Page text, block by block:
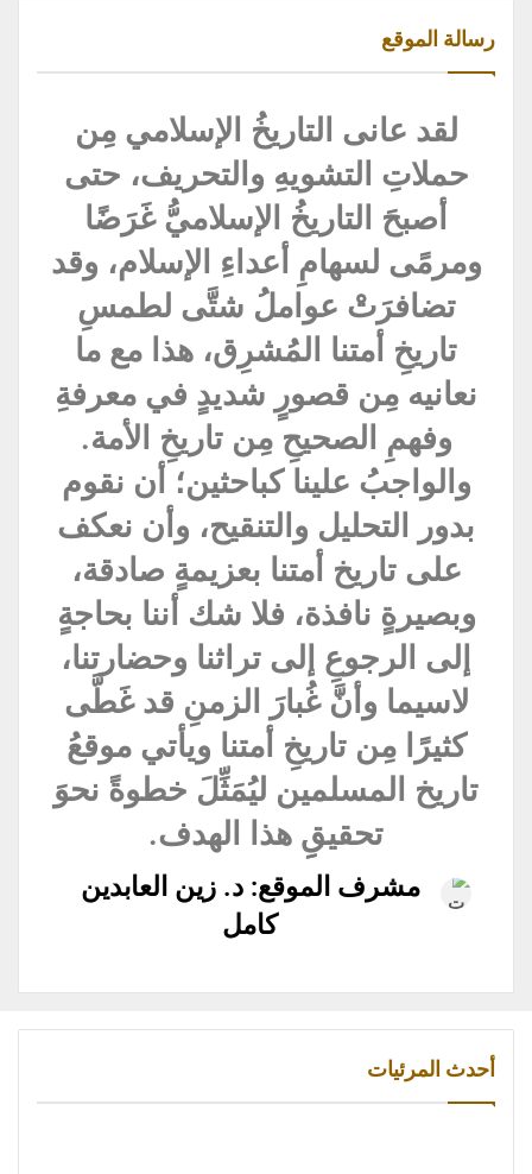
رسالة الموقع
لقد عانى التاريخُ الإسلامي مِن
حملاتِ التشويهِ والتحريف، حتى
أصبحَ التاريخُ الإسلاميُّ غَرَضًا
ومرمًى لسهامِ أعداءِ الإسلام، وقد
تضافرَتْ عواملُ شتَّى لطمسِ
تاريخِ أمتنا المُشرِق، هذا مع ما
نعانيه مِن قصورٍ شديدٍ في معرفةِ
وفهمِ الصحيحِ مِن تاريخِ الأمة.
والواجبُ علينا كباحثين؛ أن نقوم
بدور التحليل والتنقيح، وأن نعكف
على تاريخ أمتنا بعزيمةٍ صادقة،
وبصيرةٍ نافذة، فلا شك أننا بحاجةٍ
إلى الرجوعِ إلى تراثنا وحضارتنا،
لاسيما وأنَّ غُبارَ الزمنِ قد غَطَّى
كثيرًا مِن تاريخِ أمتنا ويأتي موقعُ
تاريخ المسلمين ليُمَثِّلَ خطوةً نحوَ
تحقيقِِ هذا الهدف.
مشرف الموقع: د. زين العابدين
كامل
أحدث المرئيات